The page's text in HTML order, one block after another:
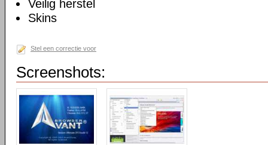
Veilig herstel
Skins
Stel een correctie voor
Screenshots: